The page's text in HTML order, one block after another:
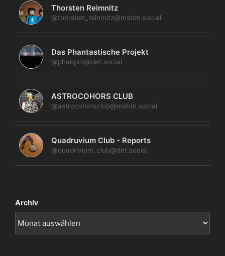
Thorsten Reimnitz
@thorsten_reimnitz@mstdn.social
Das Phantastische Projekt
@phanpro@det.social
ASTROCOHORS CLUB
@astrocohorsclub@mstdn.social
Quadruvium Club - Reports
@quadrivium_club@det.social
Archiv